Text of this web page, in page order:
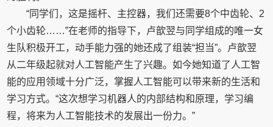
“同学们，这是摇杆、主控器，我们还需要8个中齿轮、2
个小齿轮……”在老师的指导下，卢歆翌与同学组成的唯一女
生队积极开工，动手能力强的她还成了组装“担当”。卢歆翌
从二年级起就对人工智能产生了兴趣。如今她知道了人工智
能的应用领域十分广泛，掌握人工智能可以带来新的生活和
学习方式。“这次想学习机器人的内部结构和原理，学习编
程，将来为人工智能技术的发展出一份力。”